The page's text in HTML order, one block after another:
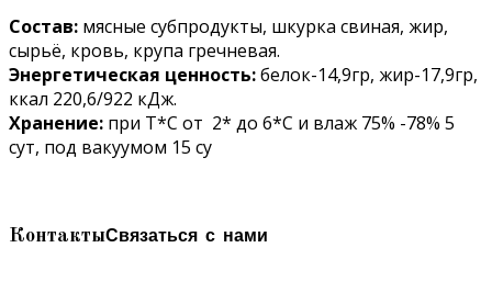
Состав: мясные субпродукты, шкурка свиная, жир,
сырьё, кровь, крупа гречневая.
Энергетическая ценность:белок-14,9гр, жир-17,9гр,
ккал 220,6/922 кДж.
Хранение: при Т*С от 2* до 6*С и влаж 75% -78% 5
сут, под вакуумом 15 су
КонтактыСвязаться с нами